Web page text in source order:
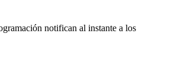
notifican al instante a los